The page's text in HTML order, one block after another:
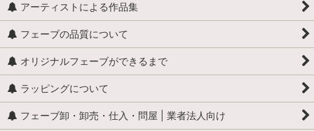
アーティストによる作品集
フェーブの品質について
オリジナルフェーブができるまで
ラッピングについて
フェーブ卸・卸売・仕入・問屋 | 業者法人向け